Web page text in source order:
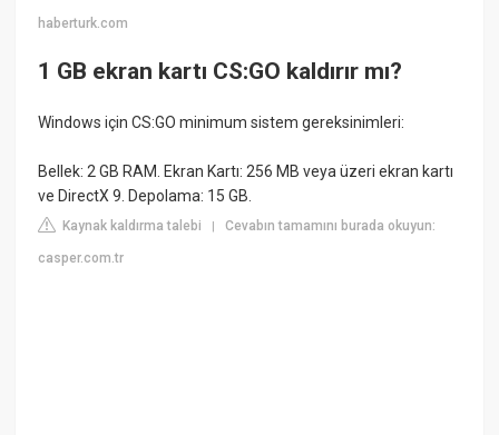
haberturk.com
1 GB ekran kartı CS:GO kaldırır mı?
Windows için CS:GO minimum sistem gereksinimleri:
Bellek: 2 GB RAM. Ekran Kartı: 256 MB veya üzeri ekran kartı
ve DirectX 9. Depolama: 15 GB.
Kaynak kaldırma talebi |Cevabın tamamını burada okuyun:
casper.com.tr